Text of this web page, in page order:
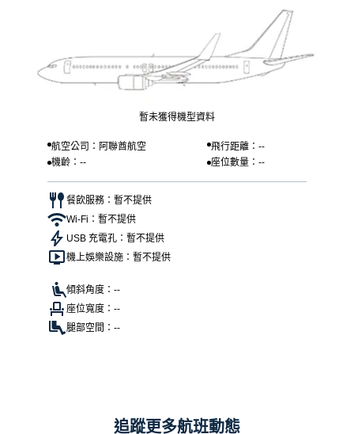
暫未獲得機型資料
航空公司：阿聯酋航空
飛行距離：--
機齡：--
座位數量：--
餐飲服務：暫不提供
Wi-Fi：暫不提供
USB 充電孔：暫不提供
機上娛樂設施：暫不提供
傾斜角度：--
座位寬度：--
腿部空間：--
追蹤更多航班動態